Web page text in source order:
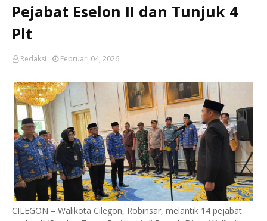
Pejabat Eselon II dan Tunjuk 4
Plt
Redaksi Februari 04, 2026
CILEGON – Walikota Cilegon, Robinsar, melantik 14 pejabat